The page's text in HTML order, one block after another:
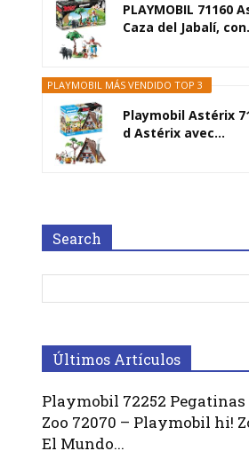
PLAYMOBIL 71160
Caza del Jabalí,
PLAYMOBIL MÁS VENDIDO TOP 3
Playmobil Astérix
d Astérix avec...
Search
Últimos Artículos
Playmobil 72252
Zoo 72070 – Playmobil hi!
El Mundo...